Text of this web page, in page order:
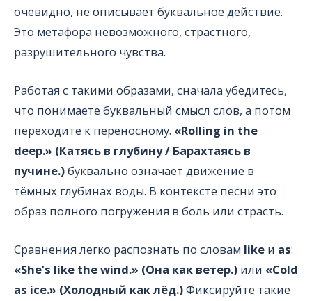
очевидно, не описывает буквальное действие.
Это метафора невозможного, страстного,
разрушительного чувства.
Работая с такими образами, сначала убедитесь,
что понимаете буквальный смысл слов, а потом
переходите к переносному. «Rolling in the
deep.» (Катясь в глубину / Барахтаясь в
пучине.)буквально означает движение в
тёмных глубинах воды. В контексте песни это
образ полного погружения в боль или страсть.
Сравнения легко распознать по словам like и as:
«She’s like the wind.» (Она как ветер.) или «Cold
as ice.» (Холодный как лёд.)Фиксируйте такие